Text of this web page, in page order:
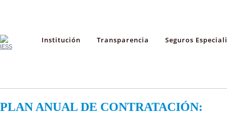
Institución Transparencia Seguros
PLAN ANUAL DE CONTRATACIÓN: